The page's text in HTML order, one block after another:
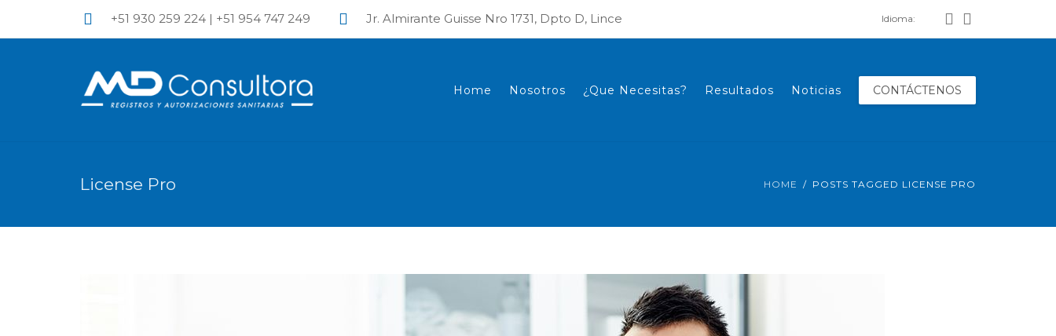
+51 930 259 224 | +51 954 747 249 Jr. Almirante Guisse Nro 1731, Dpto D, Lince Idioma:
Home Nosotros ¿Que Necesitas? Resultados Noticias CONTÁCTENOS
License Pro HOME POSTS TAGGED LICENSE PRO